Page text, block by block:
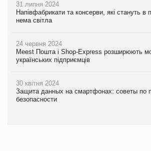
31 липня 2024
Напівфабрикати та консерви, які стануть в
нема світла
24 червня 2024
Meest Пошта і Shop-Express розширюють
українських підприємців
30 квітня 2024
Защита данных на смартфонах: советы по
безопасности